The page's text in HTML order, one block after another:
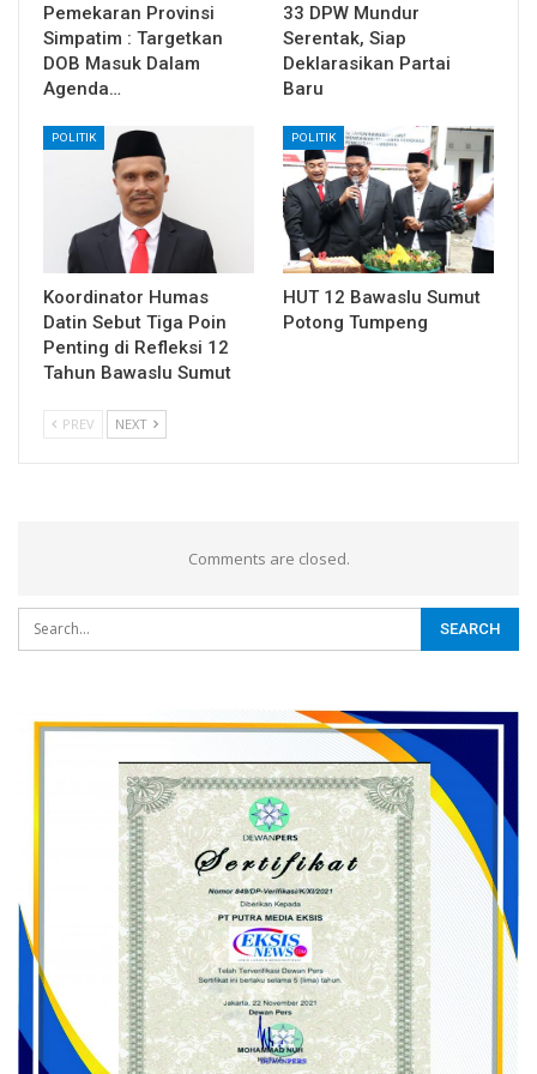
Pemekaran Provinsi
Simpatim : Targetkan
DOB Masuk Dalam
Agenda…
33 DPW Mundur
Serentak, Siap
Deklarasikan Partai
Baru
POLITIK
Koordinator Humas
Datin Sebut Tiga Poin
Penting di Refleksi 12
Tahun Bawaslu Sumut
POLITIK
HUT 12 Bawaslu Sumut
Potong Tumpeng
PREV NEXT
Comments are closed.